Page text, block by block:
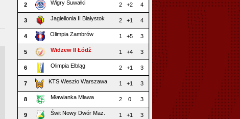
2 Wigry Suwałki 2 +2 4
3 Jagiellonia II Białystok 2 +1 4
4 Olimpia Zambrów 1 +5 3
5 Widzew II Łódź 1 +4 3
6 Olimpia Elbląg 2 +1 3
7 KTS Weszło Warszawa 1 +1 3
8 Mławianka Mława 2 0 3
9 Świt Nowy Dwór Maz. 1 +1 3